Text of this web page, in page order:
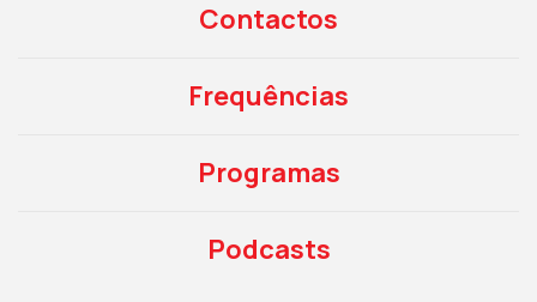
Contactos
Frequências
Programas
Podcasts